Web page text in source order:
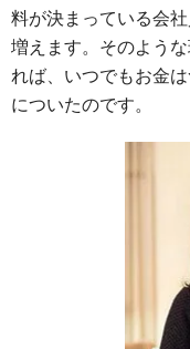
料が決まっている会
増えます。そのよう
れば、いつでもお金
についたのです。